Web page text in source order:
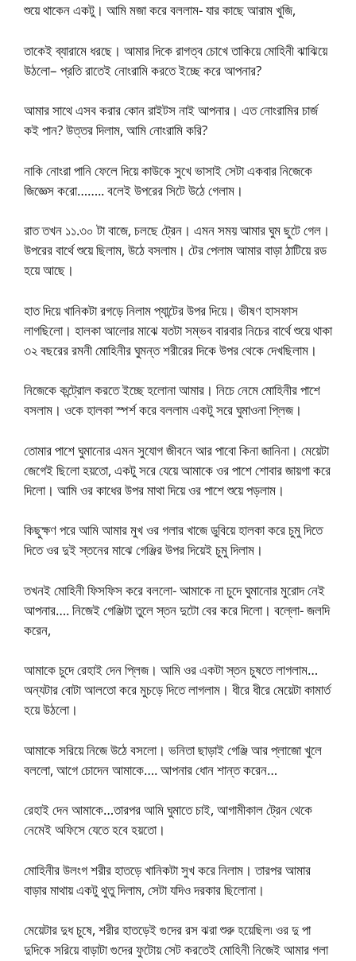
শুয়ে থাকেন একটু। আমি মজা করে বললাম- যার কাছে আরাম খুজি,
তাকেই ব্যারামে ধরছে। আমার দিকে রাগত্ব চোখে তাকিয়ে মোহিনী ঝাঝিয়ে
উঠলো– প্রতি রাতেই নোংরামি করতে ইচ্ছে করে আপনার?
আমার সাথে এসব করার কোন রাইটস নাই আপনার। এত নোংরামির চার্জ
কই পান? উত্তর দিলাম, আমি নোংরামি করি?
নাকি নোংরা পানি ফেলে দিয়ে কাউকে সুখে ভাসাই সেটা একবার নিজেকে
জিজ্ঞেস করো…….. বলেই উপরের সিটে উঠে গেলাম।
রাত তখন ১১.৩০ টা বাজে, চলছে ট্রেন। এমন সময় আমার ঘুম ছুটে গেল।
উপরের বার্থে শুয়ে ছিলাম, উঠে বসলাম। টের পেলাম আমার বাড়া ঠাটিয়ে রড
হয়ে আছে।
হাত দিয়ে খানিকটা রগড়ে নিলাম প্যান্টের উপর দিয়ে। ভীষণ হাসফাস
লাগছিলো। হালকা আলোর মাঝে যতটা সম্ভব বারবার নিচের বার্থে শুয়ে থাকা
৩২ বছরের রমনী মোহিনীর ঘুমন্ত শরীরের দিকে উপর থেকে দেখছিলাম।
নিজেকে কন্ট্রোল করতে ইচ্ছে হলোনা আমার। নিচে নেমে মোহিনীর পাশে
বসলাম। ওকে হালকা স্পর্শ করে বললাম একটু সরে ঘুমাওনা প্লিজ।
তোমার পাশে ঘুমানোর এমন সুযোগ জীবনে আর পাবো কিনা জানিনা। মেয়েটা
জেগেই ছিলো হয়তো, একটু সরে যেয়ে আমাকে ওর পাশে শোবার জায়গা করে
দিলো। আমি ওর কাধের উপর মাথা দিয়ে ওর পাশে শুয়ে পড়লাম।
কিছুক্ষণ পরে আমি আমার মুখ ওর গলার খাজে ডুবিয়ে হালকা করে চুমু দিতে
দিতে ওর দুই স্তনের মাঝে গেঞ্জির উপর দিয়েই চুমু দিলাম।
তখনই মোহিনী ফিসফিস করে বললো- আমাকে না চুদে ঘুমানোর মুরোদ নেই
আপনার…. নিজেই গেঞ্জিটা তুলে স্তন দুটো বের করে দিলো। বল্লো- জলদি
করেন,
আমাকে চুদে রেহাই দেন প্লিজ। আমি ওর একটা স্তন চুষতে লাগলাম…
অন্যটার বোটা আলতো করে মুচড়ে দিতে লাগলাম। ধীরে ধীরে মেয়েটা কামার্ত
হয়ে উঠলো।
আমাকে সরিয়ে নিজে উঠে বসলো। ভনিতা ছাড়াই গেঞ্জি আর প্লাজো খুলে
বললো, আগে চোদেন আমাকে…. আপনার ধোন শান্ত করেন…
রেহাই দেন আমাকে…তারপর আমি ঘুমাতে চাই, আগামীকাল ট্রেন থেকে
নেমেই অফিসে যেতে হবে হয়তো।
মোহিনীর উলংগ শরীর হাতড়ে খানিকটা সুখ করে নিলাম। তারপর আমার
বাড়ার মাথায় একটু থুতু দিলাম, সেটা যদিও দরকার ছিলোনা।
মেয়েটার দুধ চুষে, শরীর হাতড়েই গুদের রস ঝরা শুরু হয়েছিল৷ ওর দু পা
দুদিকে সরিয়ে বাড়াটা গুদের ফুটোয় সেট করতেই মোহিনী নিজেই আমার গলা